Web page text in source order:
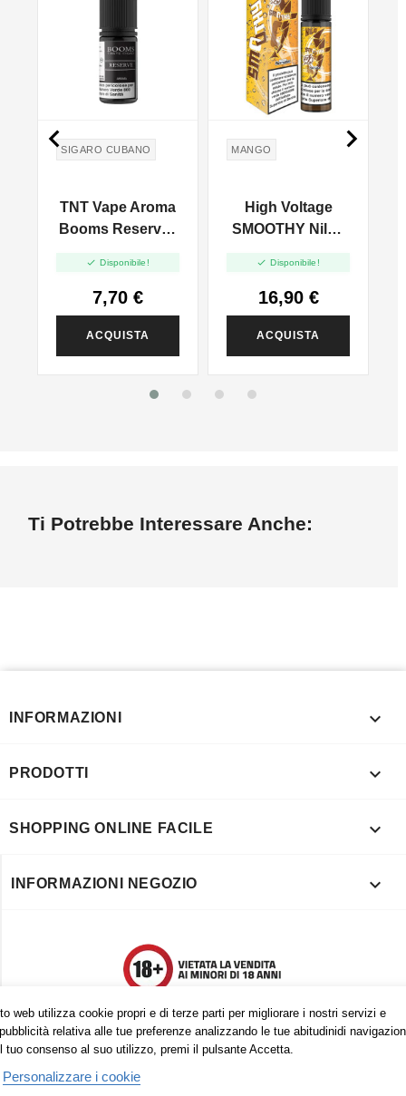
SIGARO CUBANO
TNT Vape Aroma
Booms Reserve -
 Disponibile!
7,70 €
ACQUISTA
MANGO
High Voltage
SMOOTHY Nilo -
 Disponibile!
16,90 €
ACQUISTA
 
Ti Potrebbe Interessare Anche:
web utilizza cookie propri e di terze parti per migliorare i nostri servizi e
relativa alle tue preferenze analizzando le tue abitudinidi
tuo consenso al suo utilizzo, premi il pulsante Accetta.
Personalizzare i cookie
INFORMAZIONI 
PRODOTTI 
SHOPPING ONLINE FACILE 
INFORMAZIONI NEGOZIO 